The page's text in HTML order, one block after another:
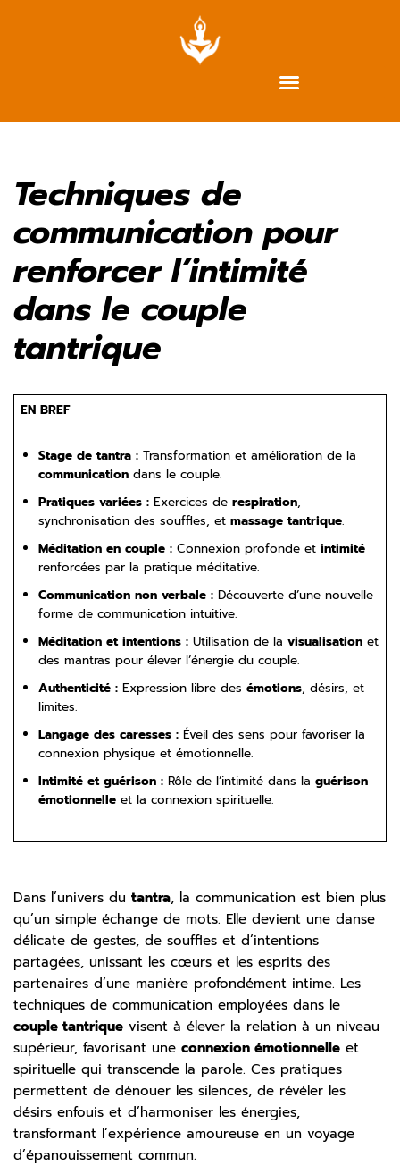
Techniques de
communication pour
renforcer l’intimité
dans le couple
tantrique
EN BREF
Stage de tantra :Transformation et amélioration de la
communicationdans le couple.
Pratiques variées :Exercices de respiration,
synchronisation des souffles, et massage tantrique.
Méditation en couple :Connexion profonde et intimité
renforcées par la pratique méditative.
Communication non verbale :Découverte d’une nouvelle
forme de communication intuitive.
Méditation et intentions :Utilisation de la visualisationet
des mantras pour élever l’énergie du couple.
Authenticité :Expression libre des émotions, désirs, et
limites.
Langage des caresses :Éveil des sens pour favoriser la
connexion physique et émotionnelle.
Intimité et guérison :Rôle de l’intimité dans la guérison
émotionnelleet la connexion spirituelle.
Dans l’univers du tantra, la communication est bien plus
qu’un simple échange de mots. Elle devient une danse
délicate de gestes, de souffles et d’intentions
partagées, unissant les cœurs et les esprits des
partenaires d’une manière profondément intime. Les
techniques de communication employées dans le
couple tantrique visent à élever la relation à un niveau
supérieur, favorisant une connexion émotionnelle et
spirituelle qui transcende la parole. Ces pratiques
permettent de dénouer les silences, de révéler les
désirs enfouis et d’harmoniser les énergies,
transformant l’expérience amoureuse en un voyage
d’épanouissement commun.